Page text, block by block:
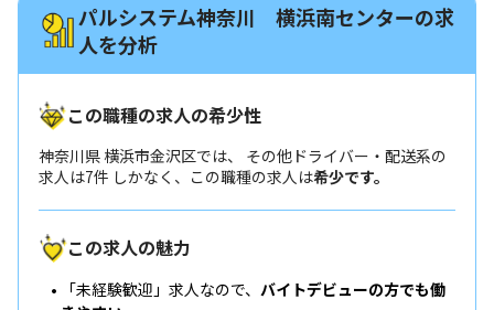
パルシステム神奈川 横浜南センターの求
人を分析
この職種の求人の希少性
神奈川県 横浜市金沢区では、 その他ドライバー・配送系の
求人は7件 しかなく、この職種の求人は希少です。
この求人の魅力
「未経験歓迎」求人なので、 バイトデビューの方でも働